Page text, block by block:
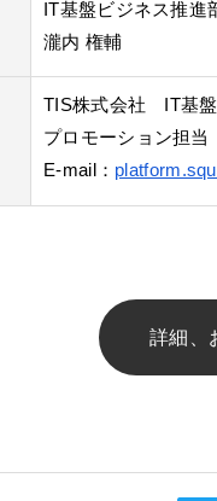
IT基盤ビジネス推
瀧内 権輔
TIS株式会社 IT基
プロモーション担当
E-mail：
詳細、